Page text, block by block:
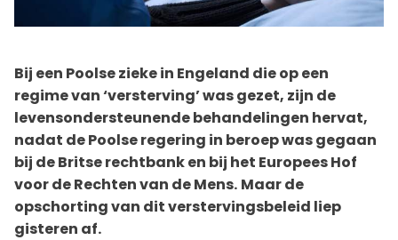
Bij een Poolse zieke in Engeland die op een
regime van ‘versterving’ was gezet, zijn de
levensondersteunende behandelingen hervat,
nadat de Poolse regering in beroep was gegaan
bij de Britse rechtbank en bij het Europees Hof
voor de Rechten van de Mens. Maar de
opschorting van dit verstervingsbeleid liep
gisteren af.